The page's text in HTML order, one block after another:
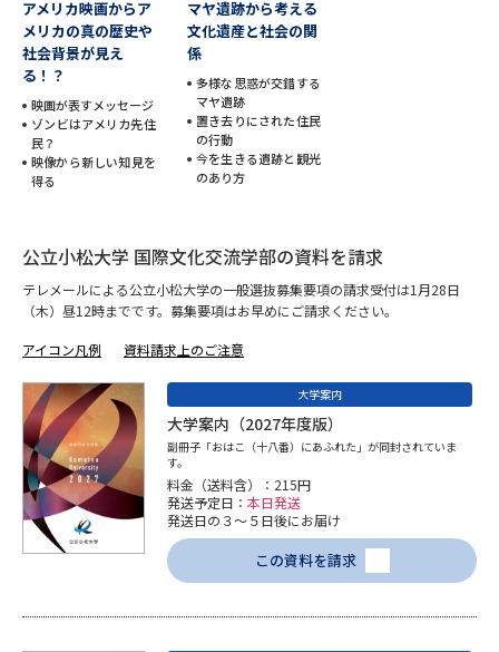
新増設大学・学部・学科特集
国際・グローバルに強い大学特
集
データサイエンス特集 奨学金・特待生制度特集
デジタルパンフレット
新学年スタート号特集ページ
SELFBRAND特集ページ
オープンキャンパスなどを調べる
オープンキャンパス検索 実施プログラムから探す
来場型・Web型イベント特集 夢ナビライブ
受験準備 資料検索
志望校・出願校を調べる
アメリカ映画からア
メリカの真の歴史や
社会背景が見え
る！？
映画が表すメッセージ
ゾンビはアメリカ先住
民？
映像から新しい知見を
得る
マヤ遺跡から考える
文化遺産と社会の関
係
多様な思惑が交錯する
マヤ遺跡
置き去りにされた住民
の行動
今を生きる遺跡と観光
のあり方
公立小松大学 国際文化交流学部の資料を請求
テレメールによる公立小松大学の一般選抜募集要項の請求受付は1月28日
（木）昼12時までです。募集要項はお早めにご請求ください。
アイコン凡例 資料請求上のご注意
大学案内
大学案内（2027年度版）
副冊子「おはこ（十八番）にあふれた」が同封されていま
す。
料金（送料含）：215円
発送予定日： 本日発送
発送日の３～５日後にお届け
この資料を請求